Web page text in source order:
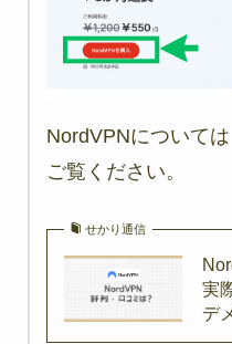
NordVPNについては
ご覧ください。
せかり通信
実
デ